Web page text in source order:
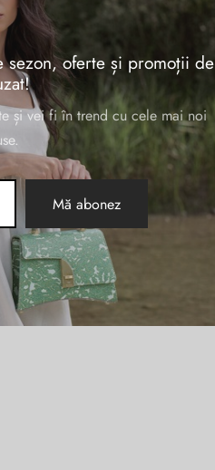
sezon, oferte și promoții de
și vei fi în trend cu cele mai noi